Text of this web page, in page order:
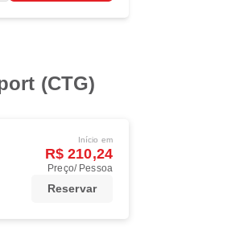
(CTG)
Início em
R$ 210,24
Preço/ Pessoa
Reservar